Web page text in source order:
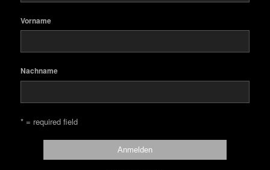
Vorname
Nachname
* = required field